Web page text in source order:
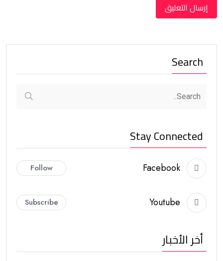
Search
Stay Connected
Facebook
Follow
Youtube
Subscribe
أخر الأخبار